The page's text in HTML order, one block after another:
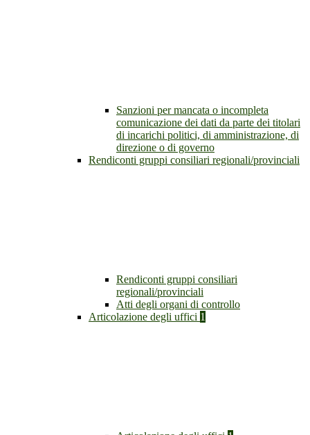
Sanzioni per mancata o incompleta
comunicazione dei dati da parte dei titolari
di incarichi politici, di amministrazione, di
direzione o di governo
Rendiconti gruppi consiliari regionali/provinciali
Rendiconti gruppi consiliari
regionali/provinciali
Atti degli organi di controllo
Articolazione degli uffici 1